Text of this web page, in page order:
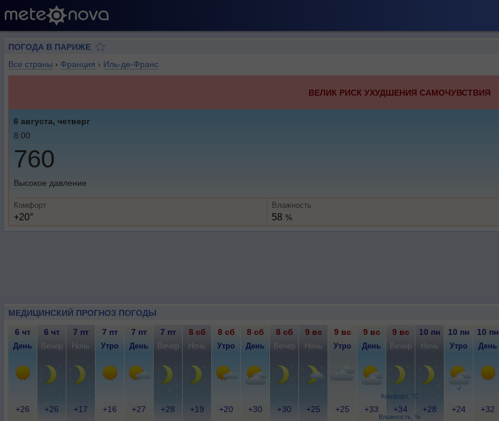
ПОГОДА В ПАРИЖЕ
Все страны › Франция › Иль-де-Франс
ВЕЛИК РИСК УХУДШЕНИЯ САМОЧУВСТВИЯ
6 августа, четверг
8:00
760
Высокое давление
Комфорт
+20°
Влажность
58 %
МЕДИЦИНСКИЙ ПРОГНОЗ ПОГОДЫ
Комфорт, °C
Влажность, %
6 чт 6 чт 7 пт 7 пт 7 пт 7 пт 8 сб 8 сб 8 сб 8 сб 9 вс 9 вс 9 вс 9 вс 10 пн 10 пн 10 пн
День Вечер Ночь Утро День Вечер Ночь Утро День Вечер Ночь Утро День Вечер Ночь Утро День
+26 +26 +17 +16 +27 +28 +19 +20 +30 +30 +25 +25 +33 +34 +28 +24 +32